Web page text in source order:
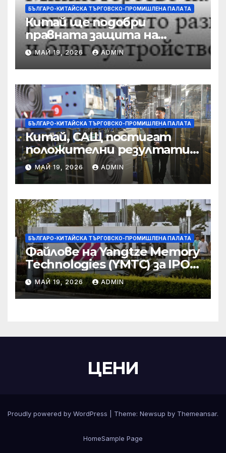
БЪЛГАРО-КИТАЙСКА ТЪРГОВСКО-ПРОМИШЛЕНА ПАЛAТА
Китай ще подобри
правната защита на
предприятията, ще се
съсредоточи върху
борбата с
корпоративната
престъпност
МАЙ 19, 2026 ADMIN
БЪЛГАРО-КИТАЙСКА ТЪРГОВСКО-ПРОМИШЛЕНА ПАЛAТА
Китай, САЩ постигат
положителни резултати в
икономическите и
търговски консултации:
министерство
МАЙ 19, 2026 ADMIN
БЪЛГАРО-КИТАЙСКА ТЪРГОВСКО-ПРОМИШЛЕНА ПАЛAТА
Файлове на Yangtze Memory
Technologies (YMTC) за IPO
на STAR Market
МАЙ 19, 2026 ADMIN
ЦЕНИ
Proudly powered by WordPress Theme: Newsup by Themeansar.
HomeSample Page